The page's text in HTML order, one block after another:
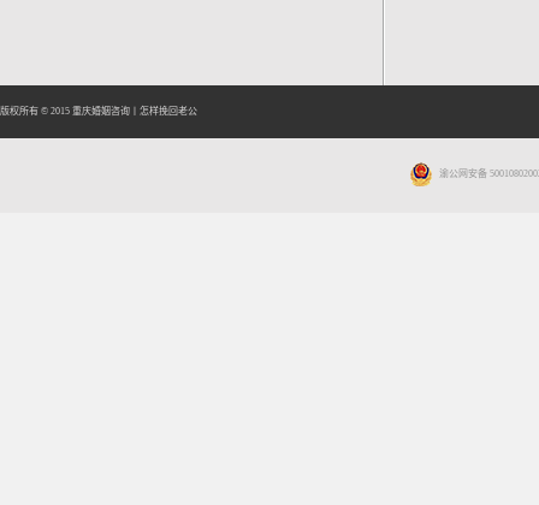
版权所有 © 2015 重庆婚姻咨询 怎样挽回老公
渝公网安备